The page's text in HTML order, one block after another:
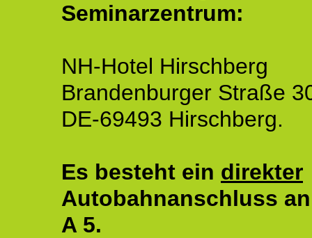
Seminarzentrum:
NH-Hotel Hirschberg
Brandenburger Straße
DE-69493 Hirschberg.
Es besteht ein direkter
Autobahnanschluss
A 5.